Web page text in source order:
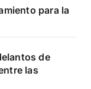
para la
de
las